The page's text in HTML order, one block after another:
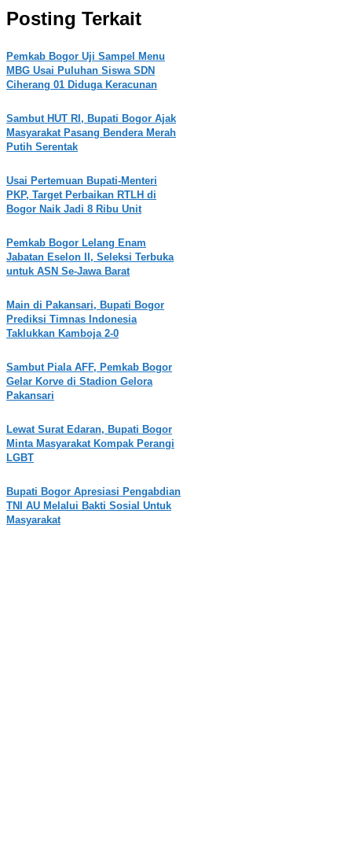
Posting Terkait
Pemkab Bogor Uji Sampel Menu
MBG Usai Puluhan Siswa SDN
Ciherang 01 Diduga Keracunan
Sambut HUT RI, Bupati Bogor Ajak
Masyarakat Pasang Bendera Merah
Putih Serentak
Usai Pertemuan Bupati-Menteri
PKP, Target Perbaikan RTLH di
Bogor Naik Jadi 8 Ribu Unit
Pemkab Bogor Lelang Enam
Jabatan Eselon II, Seleksi Terbuka
untuk ASN Se-Jawa Barat
Main di Pakansari, Bupati Bogor
Prediksi Timnas Indonesia
Taklukkan Kamboja 2-0
Sambut Piala AFF, Pemkab Bogor
Gelar Korve di Stadion Gelora
Pakansari
Lewat Surat Edaran, Bupati Bogor
Minta Masyarakat Kompak Perangi
LGBT
Bupati Bogor Apresiasi Pengabdian
TNI AU Melalui Bakti Sosial Untuk
Masyarakat